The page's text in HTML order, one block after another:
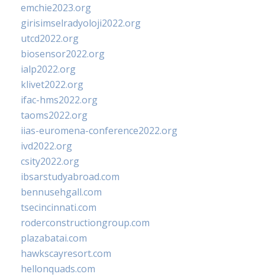
emchie2023.org
girisimselradyoloji2022.org
utcd2022.org
biosensor2022.org
ialp2022.org
klivet2022.org
ifac-hms2022.org
taoms2022.org
iias-euromena-conference2022.org
ivd2022.org
csity2022.org
ibsarstudyabroad.com
bennusehgall.com
tsecincinnati.com
roderconstructiongroup.com
plazabatai.com
hawkscayresort.com
hellonquads.com